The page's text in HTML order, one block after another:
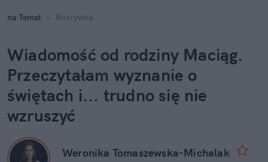
Rozrywka
na:Temat Rozrywka
Wiadomość od rodziny Maciąg.
Przeczytałam wyznanie o
świętach i... trudno się nie
wzruszyć
Weronika Tomaszewska-Michalak